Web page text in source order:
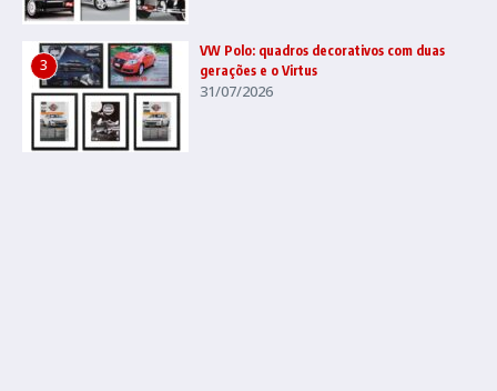
3
VW Polo: quadros decorativos com duas
gerações e o Virtus
31/07/2026